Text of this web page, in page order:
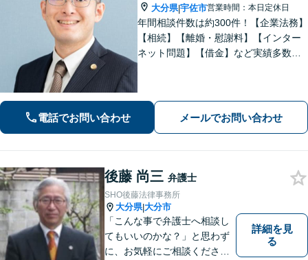
大分県|宇佐市営業時間：本日定休日
年間相談件数は約300件！【企業法務】
【相続】【離婚・慰謝料】【インター
ネット問題】【借金】など実績多数。
電話でお問い合わせ メールでお問い合わせ
後藤 尚三 弁護士
SHO後藤法律事務所
大分県|大分市
「こんな事で弁護士へ相談し
てもいいのかな？」と思わず
に、お気軽にご相談くださ
詳細を見
る